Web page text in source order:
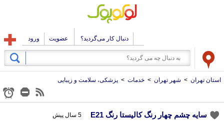
دنبال کار می‌گردید؟ عضویت ورود
استان تهران > شهر تهران > خدمات > پزشکی، سلامت و زیبایی
سایه چشم چهار رنگ کالیستا رنگ E21 5 سال پیش